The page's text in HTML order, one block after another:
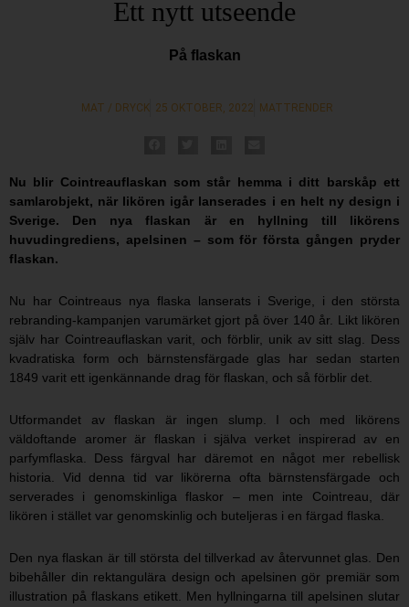
Ett nytt utseende
På flaskan
MAT / DRYCK 25 OKTOBER, 2022 MATTRENDER
Nu blir Cointreauflaskan som står hemma i ditt barskåp ett
samlarobjekt, när likören igår lanserades i en helt ny design i
Sverige. Den nya flaskan är en hyllning till likörens
huvudingrediens, apelsinen – som för första gången pryder
flaskan.
Nu har Cointreaus nya flaska lanserats i Sverige, i den största
rebranding-kampanjen varumärket gjort på över 140 år. Likt likören
själv har Cointreauflaskan varit, och förblir, unik av sitt slag. Dess
kvadratiska form och bärnstensfärgade glas har sedan starten
1849 varit ett igenkännande drag för flaskan, och så förblir det.
Utformandet av flaskan är ingen slump. I och med likörens
väldoftande aromer är flaskan i själva verket inspirerad av en
parfymflaska. Dess färgval har däremot en något mer rebellisk
historia. Vid denna tid var likörerna ofta bärnstensfärgade och
serverades i genomskinliga flaskor – men inte Cointreau, där
likören i stället var genomskinlig och buteljeras i en färgad flaska.
Den nya flaskan är till största del tillverkad av återvunnet glas. Den
bibehåller din rektangulära design och apelsinen gör premiär som
illustration på flaskans etikett. Men hyllningarna till apelsinen slutar